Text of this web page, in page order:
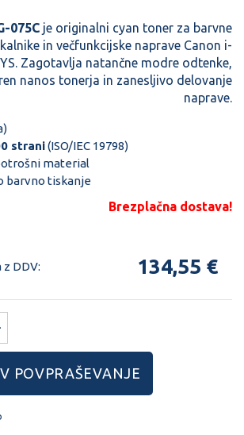
075C je originalni cyan toner za barvne
in večfunkcijske naprave Canon i-
Zagotavlja natančne modre odtenke,
nanos tonerja in zanesljivo delovanje
naprave.
strani(ISO/IEC 19798)
material
barvno tiskanje
Brezplačna dostava!
DDV: 134,55 €
POVPRAŠEVANJE